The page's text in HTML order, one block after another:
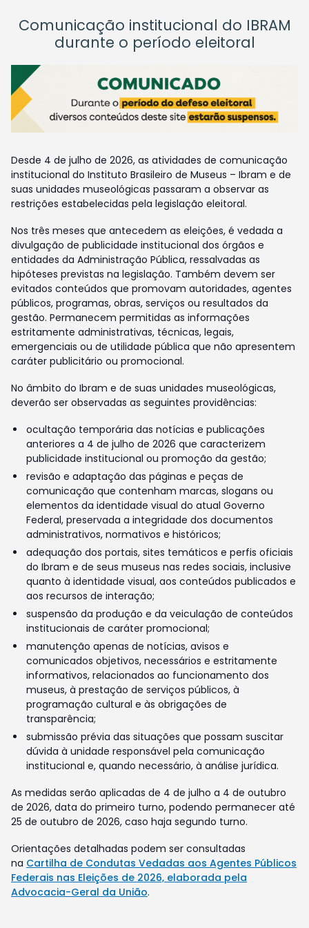
Comunicação institucional do IBRAM
durante o período eleitoral
Desde 4 de julho de 2026, as atividades de comunicação
institucional do Instituto Brasileiro de Museus – Ibram e de
suas unidades museológicas passaram a observar as
restrições estabelecidas pela legislação eleitoral.
Nos três meses que antecedem as eleições, é vedada a
divulgação de publicidade institucional dos órgãos e
entidades da Administração Pública, ressalvadas as
hipóteses previstas na legislação. Também devem ser
evitados conteúdos que promovam autoridades, agentes
públicos, programas, obras, serviços ou resultados da
gestão. Permanecem permitidas as informações
estritamente administrativas, técnicas, legais,
emergenciais ou de utilidade pública que não apresentem
caráter publicitário ou promocional.
No âmbito do Ibram e de suas unidades museológicas,
deverão ser observadas as seguintes providências:
ocultação temporária das notícias e publicações
anteriores a 4 de julho de 2026 que caracterizem
publicidade institucional ou promoção da gestão;
revisão e adaptação das páginas e peças de
comunicação que contenham marcas, slogans ou
elementos da identidade visual do atual Governo
Federal, preservada a integridade dos documentos
administrativos, normativos e históricos;
adequação dos portais, sites temáticos e perfis oficiais
do Ibram e de seus museus nas redes sociais, inclusive
quanto à identidade visual, aos conteúdos publicados e
aos recursos de interação;
suspensão da produção e da veiculação de conteúdos
institucionais de caráter promocional;
manutenção apenas de notícias, avisos e
comunicados objetivos, necessários e estritamente
informativos, relacionados ao funcionamento dos
museus, à prestação de serviços públicos, à
programação cultural e às obrigações de
transparência;
submissão prévia das situações que possam suscitar
dúvida à unidade responsável pela comunicação
institucional e, quando necessário, à análise jurídica.
As medidas serão aplicadas de 4 de julho a 4 de outubro
de 2026, data do primeiro turno, podendo permanecer até
25 de outubro de 2026, caso haja segundo turno.
Orientações detalhadas podem ser consultadas
na Cartilha de Condutas Vedadas aos Agentes Públicos
Federais nas Eleições de 2026, elaborada pela
Advocacia-Geral da União.